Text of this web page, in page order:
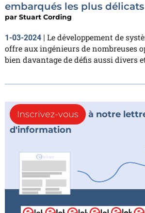
embarqués les plus délicats
par Stuart Cording
1-03-2024 | Le développement de
offre aux ingénieurs de nombreuses
bien davantage de défis aussi divers
Inscrivez-vous
à notre
d'information